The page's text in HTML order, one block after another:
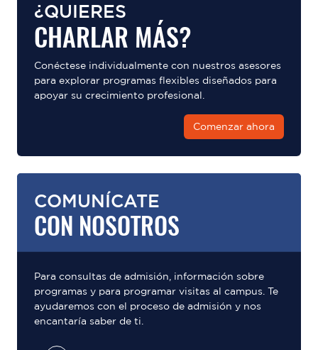
¿QUIERES
CHARLAR MÁS?
Conéctese individualmente con nuestros asesores
para explorar programas flexibles diseñados para
apoyar su crecimiento profesional.
Comenzar ahora
COMUNÍCATE
CON NOSOTROS
Para consultas de admisión, información sobre
programas y para programar visitas al campus. Te
ayudaremos con el proceso de admisión y nos
encantaría saber de ti.